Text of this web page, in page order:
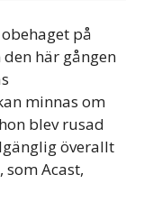
på
här gången
minnas om
blev rusad
överallt
Acast,